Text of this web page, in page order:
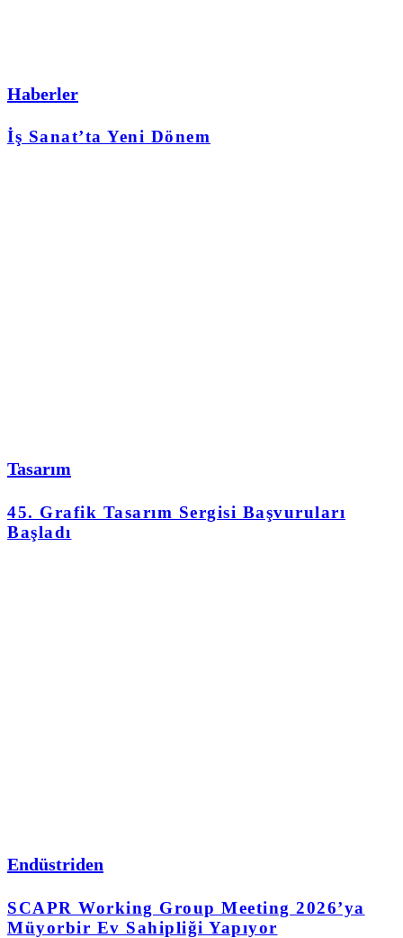
Haberler
İş Sanat’ta Yeni Dönem
Tasarım
45. Grafik Tasarım Sergisi Başvuruları
Başladı
Endüstriden
SCAPR Working Group Meeting 2026’ya
Müyorbir Ev Sahipliği Yapıyor